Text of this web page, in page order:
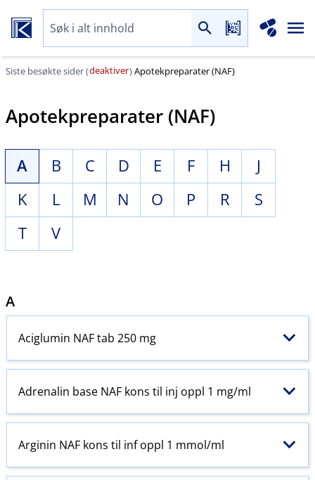
Siste besøkte sider (deaktiver)Apotekpreparater (NAF)
Apotekpreparater (NAF)
A B C D E F H
J
K
L M N O P R
S
T
V
A
Aciglumin NAF tab 250 mg
Adrenalin base NAF kons til inj oppl 1 mg/ml
Arginin NAF kons til inf oppl 1 mmol/ml